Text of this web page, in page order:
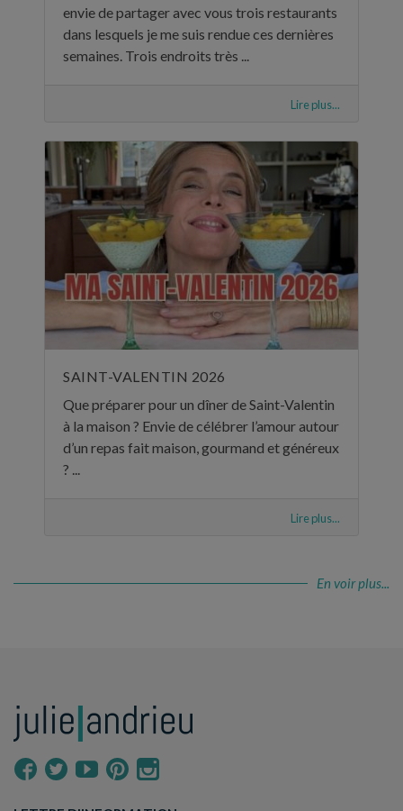
envie de partager avec vous trois restaurants
dans lesquels je me suis rendue ces dernières
semaines. Trois endroits très ...
Lire plus...
SAINT-VALENTIN 2026
Que préparer pour un dîner de Saint-Valentin
à la maison ? Envie de célébrer l’amour autour
d’un repas fait maison, gourmand et généreux
? ...
Lire plus...
En voir plus...